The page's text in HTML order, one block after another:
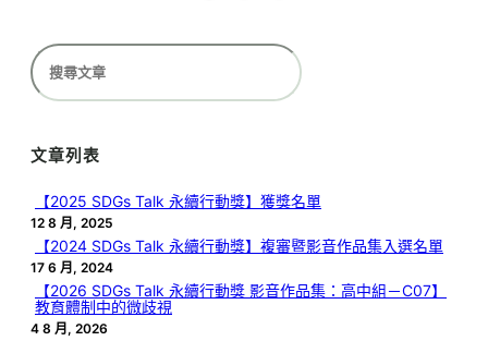
搜
尋
文章列表
【2025 SDGs Talk 永續行動獎】獲獎名單
12 8 月, 2025
【2024 SDGs Talk 永續行動獎】複審暨影音作品集入選名單
17 6 月, 2024
【2026 SDGs Talk 永續行動獎 影音作品集：高中組－C07】
教育體制中的微歧視
4 8 月, 2026